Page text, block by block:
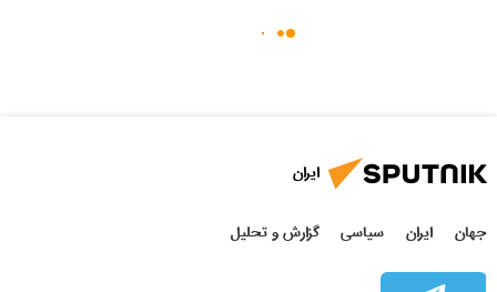
ایران
جهان ایران سیاسی گزارش و تحلیل